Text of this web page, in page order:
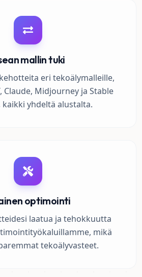
mallin tuki
eri tekoälymalleille,
Claude, Midjourney ja Stable
yhdeltä alustalta.
optimointi
laatua ja tehokkuutta
mikä
tekoälyvasteet.